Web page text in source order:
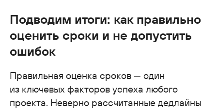
Подводим итоги: как правильно
оценить сроки и не допустить
ошибок
Правильная оценка сроков — один
из ключевых факторов успеха любого
проекта. Неверно рассчитанные дедлайны